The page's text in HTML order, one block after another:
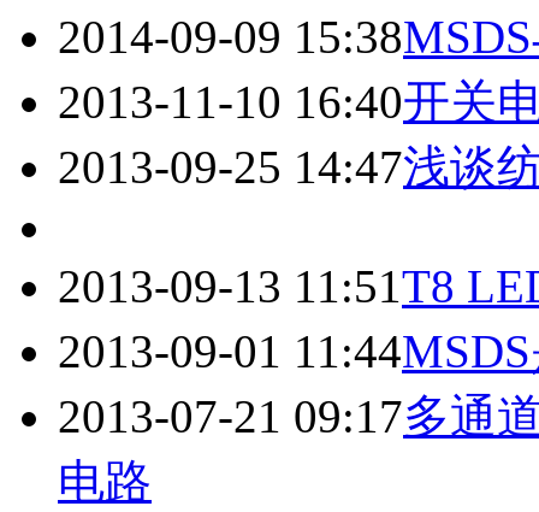
2014-09-09 15:38
2013-11-10 16:40开关
2013-09-25 14:47浅谈
2013-09-13 11:51T8
2013-09-01 11:44
2013-07-21 09:17多通
电路